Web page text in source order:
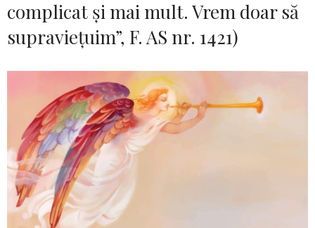
complicat și mai mult. Vrem doar să
supraviețuim”, F. AS nr. 1421)